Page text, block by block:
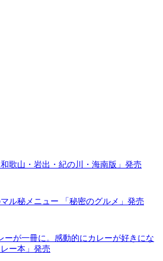
和歌山・岩出・紀の川・海南版」発売
ル秘メニュー 「秘密のグルメ」発売
ーが一冊に。感動的にカレーが好きにな
ー本」発売